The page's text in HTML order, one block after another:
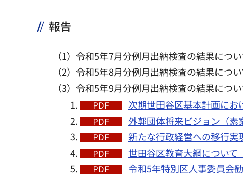
報告
（1）令和5年7月分例月出納検査の結果につ
（2）令和5年8月分例月出納検査の結果につ
（3）令和5年9月分例月出納検査の結果につ
次期世田谷区基本計画にお
外郭団体将来ビジョン（素
新たな行政経営への移行実
世田谷区教育大綱について
令和5年特別区人事委員会